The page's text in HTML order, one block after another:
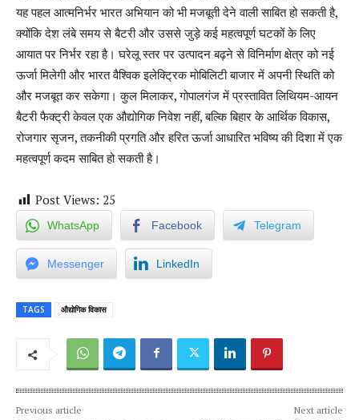
यह पहल आत्मनिर्भर भारत अभियान को भी मजबूती देने वाली साबित हो सकती है,
क्योंकि देश लंबे समय से बैटरी और उससे जुड़े कई महत्वपूर्ण घटकों के लिए
आयात पर निर्भर रहा है। घरेलू स्तर पर उत्पादन बढ़ने से विनिर्माण क्षेत्र को नई
ऊर्जा मिलेगी और भारत वैश्विक इलेक्ट्रिक मोबिलिटी बाजार में अपनी स्थिति को
और मजबूत कर सकेगा। कुल मिलाकर, गोपालगंज में प्रस्तावित लिथियम-आयन
बैटरी फैक्ट्री केवल एक औद्योगिक निवेश नहीं, बल्कि बिहार के आर्थिक विकास,
रोजगार सृजन, तकनीकी प्रगति और हरित ऊर्जा आधारित भविष्य की दिशा में एक
महत्वपूर्ण कदम साबित हो सकती है।
Post Views: 25
WhatsApp Facebook Telegram
Messenger LinkedIn
TAGS औद्योगिक विकास
Previous article Next article